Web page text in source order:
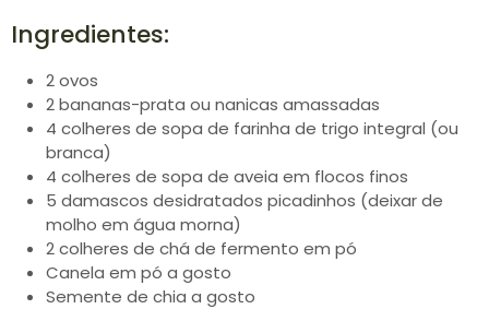
Ingredientes:
2 ovos
2 bananas-prata ou nanicas amassadas
4 colheres de sopa de farinha de trigo integral (ou
branca)
4 colheres de sopa de aveia em flocos finos
5 damascos desidratados picadinhos (deixar de
molho em água morna)
2 colheres de chá de fermento em pó
Canela em pó a gosto
Semente de chia a gosto